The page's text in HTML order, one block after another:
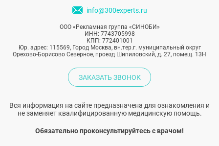
info@300experts.ru
ООО «Рекламная группа «СИНОБИ»
ИНН: 7743705998
КПП: 772401001
Юр. адрес: 115569, Город Москва, вн.тер.г. муниципальный округ
Орехово-Борисово Северное, проезд Шипиловский, д. 27, помещ. 13Н
ЗАКАЗАТЬ ЗВОНОК
Вся информация на сайте предназначена для ознакомления и
не заменяет квалифицированную медицинскую помощь.
Обязательно проконсультируйтесь с врачом!